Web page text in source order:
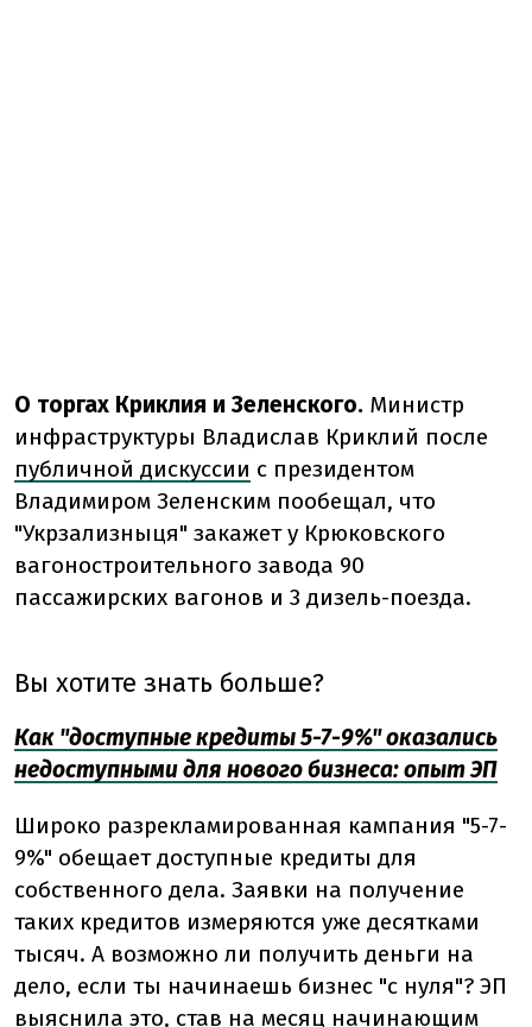
О торгах Криклия и Зеленского. Министр
инфраструктуры Владислав Криклий после
публичной дискуссии с президентом
Владимиром Зеленским пообещал, что
"Укрзализныця" закажет у Крюковского
вагоностроительного завода 90
пассажирских вагонов и 3 дизель-поезда.
Вы хотите знать больше?
Как "доступные кредиты 5-7-9%" оказались
недоступными для нового бизнеса: опыт ЭП
Широко разрекламированная кампания "5-7-
9%" обещает доступные кредиты для
собственного дела. Заявки на получение
таких кредитов измеряются уже десятками
тысяч. А возможно ли получить деньги на
дело, если ты начинаешь бизнес "с нуля"? ЭП
выяснила это, став на месяц начинающим